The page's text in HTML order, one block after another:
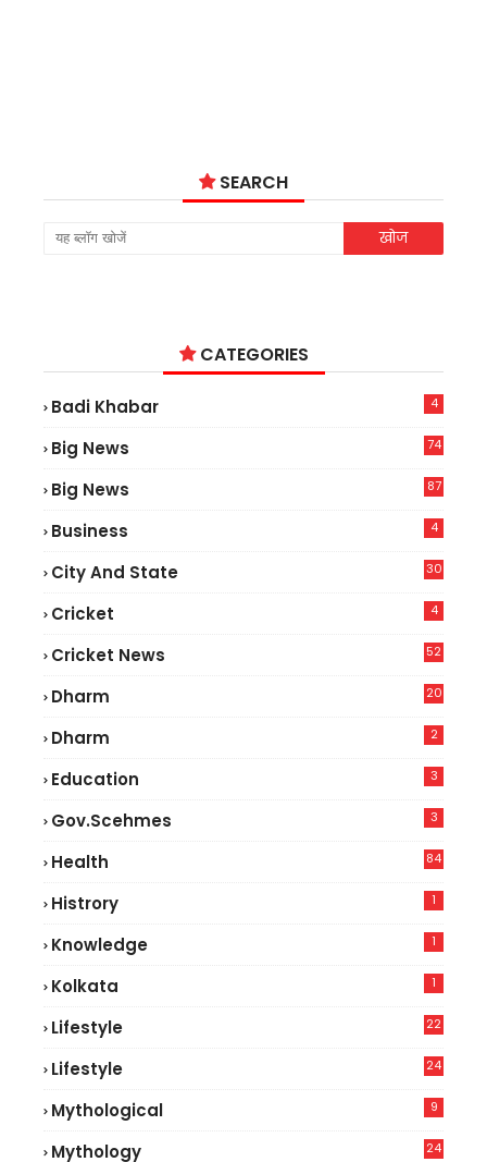
SEARCH
CATEGORIES
Badi Khabar 4
Big News
74
Big News
87
Business 4
City And State 30
Cricket 4
Cricket News
52
Dharm 20
Dharm 2
Education 3
Gov.scehmes 3
Health
84
Histrory 1
Knowledge 1
Kolkata 1
Lifestyle
22
Lifestyle
24
Mythological 9
Mythology 24